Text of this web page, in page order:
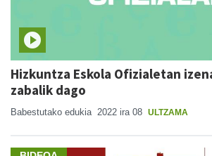
Hizkuntza Eskola Ofizialetan
zabalik dago
Babestutako edukia 2022 ira 08 ULTZAMA